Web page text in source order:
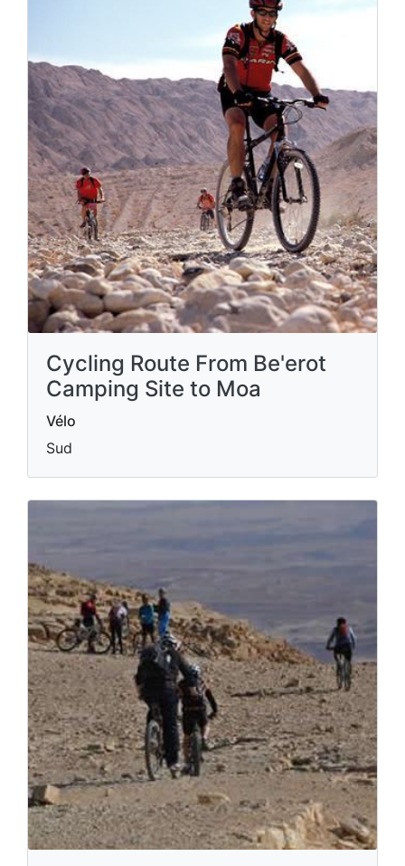
Cycling Route From Be'erot
Camping Site to Moa
Vélo
Sud